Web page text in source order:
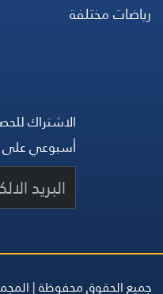
رياضات مختلفة
الاشتراك
أسبوعي على
جميع الحقوق محفوظة | المجموعة